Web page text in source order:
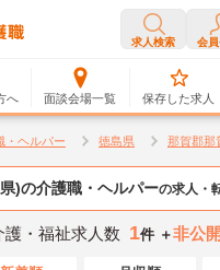
求人検索 会
へ 面談会場一覧 保存した求人
・ヘルパー 徳島県 那賀郡那
)の介護職・ヘルパーの求人・
護・福祉求人数 1件 ＋非公